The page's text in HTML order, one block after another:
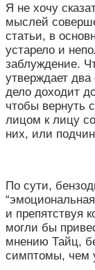
Я не хочу
мыслей
статьи, в
устарело и
заблуждение.
утверждает два
дело доходит
чтобы вернуть
лицом к лицу
них, или
По сути,
и препятствуя
могли бы
мнению Тайц,
симптомы, чем